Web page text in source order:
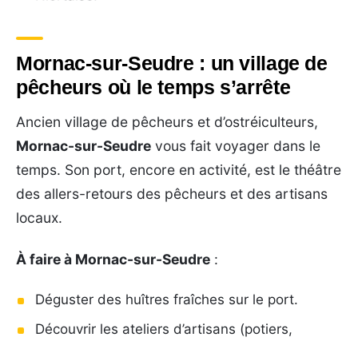
Mornac-sur-Seudre : un village de
pêcheurs où le temps s’arrête
Ancien village de pêcheurs et d’ostréiculteurs,
Mornac-sur-Seudre vous fait voyager dans le
temps. Son port, encore en activité, est le théâtre
des allers-retours des pêcheurs et des artisans
locaux.
À faire à Mornac-sur-Seudre :
Déguster des huîtres fraîches sur le port.
Découvrir les ateliers d’artisans (potiers,